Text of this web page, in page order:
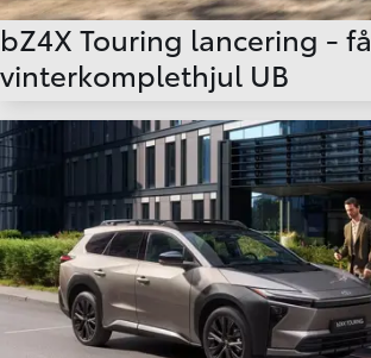
bZ4X Touring lancering - få
vinterkomplethjul UB